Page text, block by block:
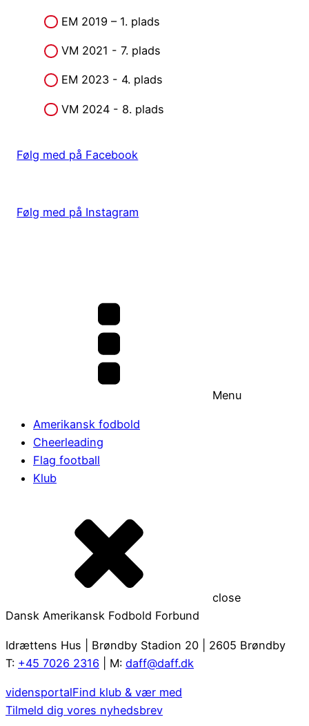
EM 2019 – 1. plads
VM 2021 - 7. plads
EM 2023 - 4. plads
VM 2024 - 8. plads
Følg med på Facebook
Følg med på Instagram
Menu
Amerikansk fodbold
Cheerleading
Flag football
Klub
close
Dansk Amerikansk Fodbold Forbund
Idrættens Hus | Brøndby Stadion 20 | 2605 Brøndby
T: +45 7026 2316 | M: daff@daff.dk
vidensportalFind klub & vær med
Tilmeld dig vores nyhedsbrev